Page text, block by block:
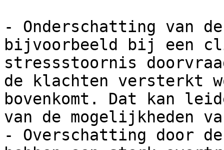
- Onderschatting van
bijvoorbeeld bij een
stressstoornis
de klachten versterkt
bovenkomt. Dat kan
van de mogelijkheden
- Overschatting door